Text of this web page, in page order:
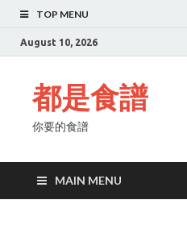
TOP MENU
August 10, 2026
都是食譜
你要的食譜
MAIN MENU